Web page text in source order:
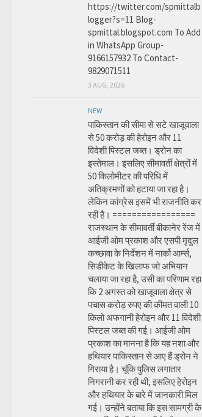
https://twitter.com/spmittalb
logger?s=11 Blog-
spmittal.blogspot.com To Add
in WhatsApp Group-
9166157932 To Contact-
9829071511
3 AUG, 2026
NEW
पाकिस्तान की सीमा से सटे खाजूवाला
से 50 करोड़ की हेरोइन और 11
विदेशी पिस्टल जब्त। ड्रोन का
इस्तेमाल। इसलिए सीमावर्ती क्षेत्रों में
50 किलोमीटर की परिधि में
अतिक्रमणों को हटाया जा रहा है।
लेकिन कांग्रेस इसमें भी राजनीति कर
रही है। =================
राजस्थान के सीमावर्ती बीकानेर रेंज में
आईजी ओम प्रकाश और एसपी मृदुल
कच्छावा के निर्देशन में नार्को आर्म्स,
सिडीकेट के खिलाफ जो अभियान
चलाया जा रहा है, उसी का परिणाम रहा
कि 2 अगस्त को खाजूवाला क्षेत्र से
पचास करोड़ रुपए की कीमत वाली 10
किलो अफगानी हेरोइन और 11 विदेशी
पिस्टल जब्त की गई। आईजी ओम
प्रकाश का मानना है कि यह नशा और
हथियार पाकिस्तान से आए हैं ड्रोन ने
गिराया है। चूंकि पुलिस लगातार
निगरानी कर रही थी, इसलिए हेरोइन
और हथियार के बारे में जानकारी मिल
गई। उन्होंने बताया कि इस सामग्री के